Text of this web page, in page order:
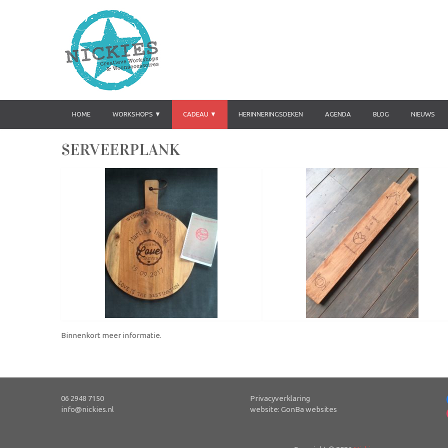
HOME WORKSHOPS ▼ CADEAU ▼ HERINNERINGSDEKEN AGENDA BLOG NIEUWS
SERVEERPLANK
Binnenkort meer informatie.
06 2948 7150
info@nickies.nl
Privacyverklaring
website: GonBa websites